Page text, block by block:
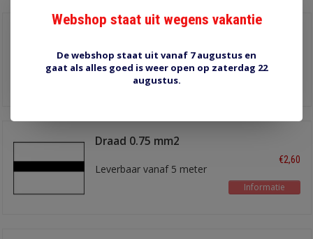
Leverbaar vanaf 5 meter
Draad 0.75 mm2
Leverbaar vanaf 5 meter
€2,60
Informatie
Webshop staat uit wegens vakantie
De webshop staat uit vanaf 7 augustus en
gaat als alles goed is weer open op zaterdag 22
augustus.